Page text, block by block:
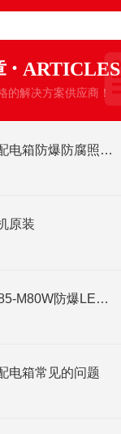
· ARTICLES
的解决方案供应商！
防爆照明动力配电箱防爆防腐照明配电箱
原装
简单介绍BAD85-M80W防爆LED泛光灯
电箱常见的问题